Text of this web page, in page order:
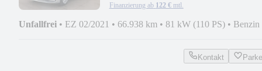
Finanzierung ab 122 € mtl.
Unfallfrei • EZ 02/2021 • 66.938 km • 81 kW (110 PS) • Benzin
Kontakt